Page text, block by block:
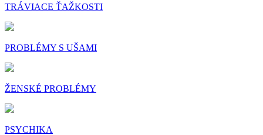
TRÁVIACE ŤAŽKOSTI
PROBLÉMY S UŠAMI
ŽENSKÉ PROBLÉMY
PSYCHIKA